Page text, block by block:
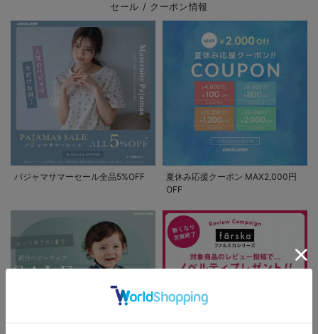
お気に入り商品を確認する
セール / クーポン情報
パジャマサマーセール全品5%OFF
夏休み応援クーポン MAX2,000円
OFF